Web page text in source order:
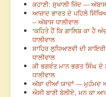
ਕਹਾਣੀ: ਸੁਖਾਲੀ ਜਿੰਦ ---
ਆਜ਼ਾਦ ਭਾਰਤ ਦੇ ਪਹਿਲੇ
-- ਅੱਬਾਸ ਧਾਲੀਵਾਲ
“ਕਹਿਤੇ ਹੈਂ ਕਿ ਗਾਲਿਬ ਕਾ ਹੈ
ਧਾਲੀਵਾਲ
ਸਾਹਿਰ ਲੁਧਿਆਣਵੀ ਦੀ
ਧਾਲੀਵਾਲ
ਕੀ ਭਗਵੰਤ ਮਾਨ ਭਗਤ ਸਿੰਘ
ਧਾਲੀਵਾਲ
ਅੱਬਾ ਦੀਆਂ ਯਾਦਾਂ --- ਮੁਹੰਮਦ
ਐਸੀ ਬਾਣੀ ਬੋਲੀਏ, ਮਨ ਕਾ